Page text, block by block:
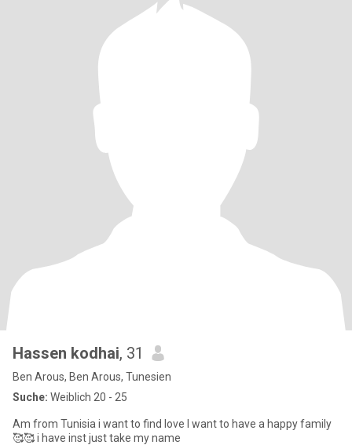
Hassen kodhai, 31
Ben Arous, Ben Arous, Tunesien
Suche: Weiblich 20 - 25
Am from Tunisia i want to find love I want to have a happy family
🥰🥰 i have inst just take my name